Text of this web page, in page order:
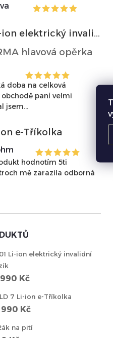
8000FR Li-ion elektrický invalidní vozík (automatické skládání a polohování)
hlavová opěrka
doba na celková
obchodě paní velmi
jsem...
e-Tříkolka
hodnotím 5ti
mě zarazila odborná
Li-ion elektrický invalidní
990 Kč
7 Li-ion e-Tříkolka
990 Kč
na pití